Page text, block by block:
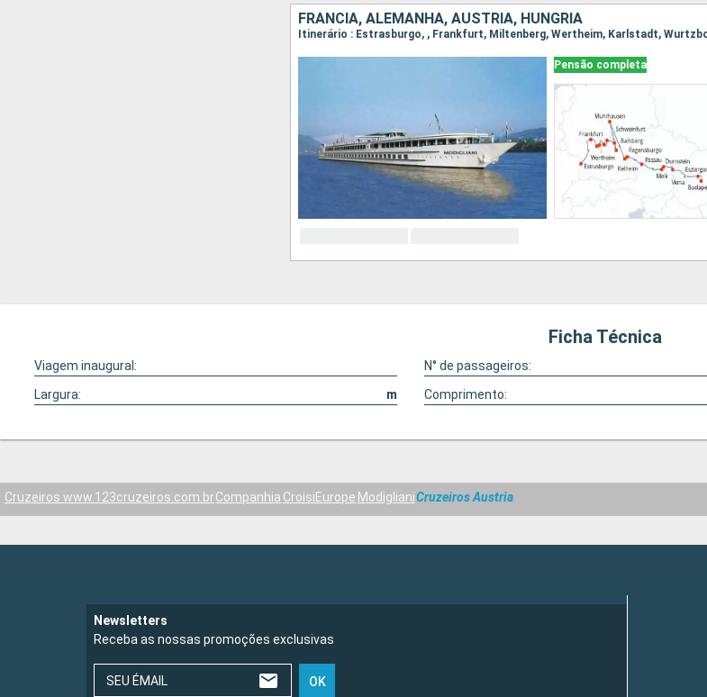
FRANCIA, ALEMANHA, AUSTRIA, HUNGRIA
Pensão completa
Ficha Técnica
Viagem inaugural: N° de passageiros:
Largura:
m Comprimento:
Cruzeiros www.123cruzeiros.com.brCompanhia CroisiEurope ModiglianiCruzeiros Austria
Newsletters
Receba as nossas promoções exclusivas
SEU ÉMAIL OK